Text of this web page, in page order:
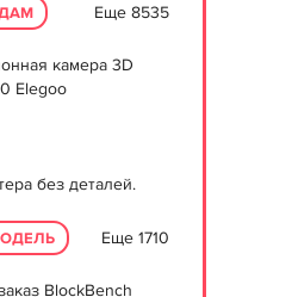
Еще 8535
камера 3D
Elegoo
без деталей.
Еще 1710
BlockBench